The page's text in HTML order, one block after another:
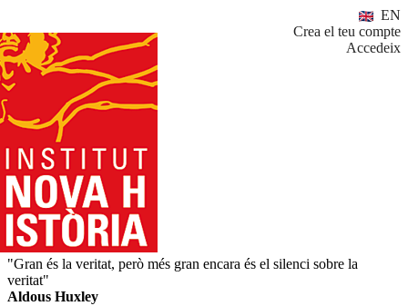
EN
Crea el teu compte
Accedeix
"Gran és la veritat, però més gran encara és el silenci sobre la
veritat"
Aldous Huxley